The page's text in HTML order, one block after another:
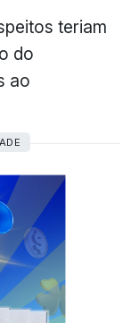
teriam
do
ao